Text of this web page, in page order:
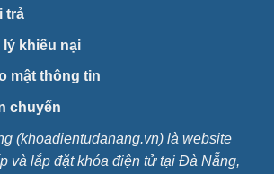
trả
khiếu nại
mật thông tin
chuyển
(khoadientudanang.vn) là website
và lắp đặt khóa điện tử tại Đà Nẵng,